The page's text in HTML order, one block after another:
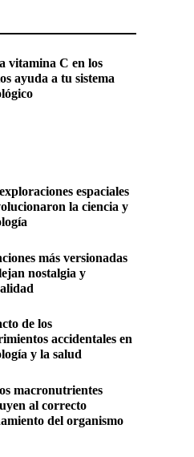
vitamina C en los
ayuda a tu sistema
espaciales
la ciencia y
más versionadas
nostalgia y
de los
accidentales en
y la salud
macronutrientes
al correcto
del organismo